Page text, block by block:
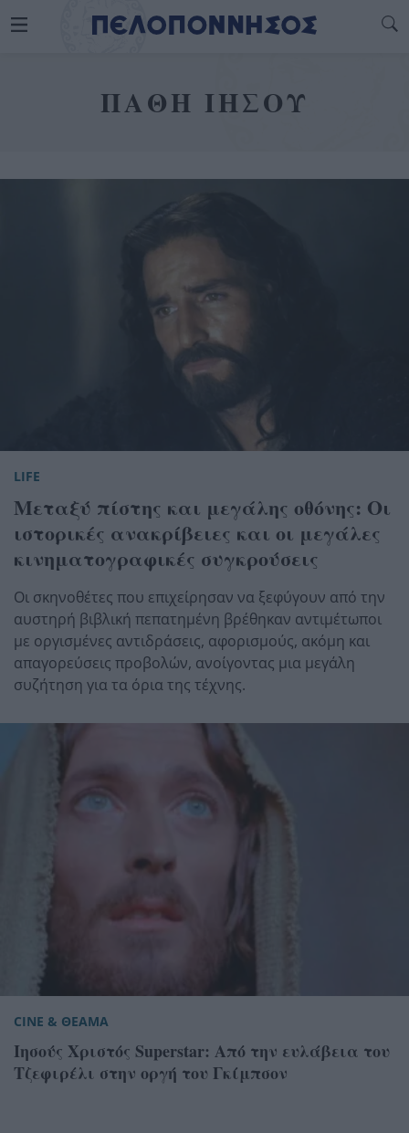
ΠΑΘΗ ΙΗΣΟΥ
LIFE
Μεταξύ πίστης και μεγάλης οθόνης: Οι
ιστορικές ανακρίβειες και οι μεγάλες
κινηματογραφικές συγκρούσεις
Οι σκηνοθέτες που επιχείρησαν να ξεφύγουν από την
αυστηρή βιβλική πεπατημένη βρέθηκαν αντιμέτωποι
με οργισμένες αντιδράσεις, αφορισμούς, ακόμη και
απαγορεύσεις προβολών, ανοίγοντας μια μεγάλη
συζήτηση για τα όρια της τέχνης.
CINE & ΘΕΑΜΑ
Ιησούς Χριστός Superstar: Από την ευλάβεια του
Τζεφιρέλι στην οργή του Γκίμπσον